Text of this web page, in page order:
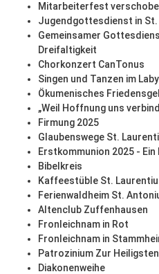
Mitarbeiterfest
Jugendgottesdienst in St.
Gemeinsamer
Dreifaltigkeit
Chorkonzert CanTonus
Singen und Tanzen im
Ökumenisches
„Weil Hoffnung uns
Firmung 2025
Glaubenswege St.
Erstkommunion 2025 -
Bibelkreis
Kaffeestüble St.
Ferienwaldheim St.
Altenclub Zuffenhausen
Fronleichnam in Rot
Fronleichnam in
Patrozinium Zur
Diakonenweihe